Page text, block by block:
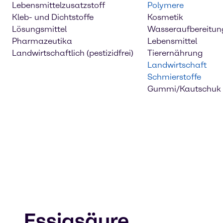
Lebensmittelzusatzstoff
Kleb- und Dichtstoffe
Lösungsmittel
Pharmazeutika
Landwirtschaftlich (pestizidfrei)
Polymere
Kosmetik
Lebensmittel
Tierernährung
Landwirtschaft
Schmierstoffe
Gummi/Kautschuk